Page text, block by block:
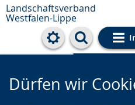
Landschaftsverband
Westfalen-Lippe
Cookie-
Dürfen wir